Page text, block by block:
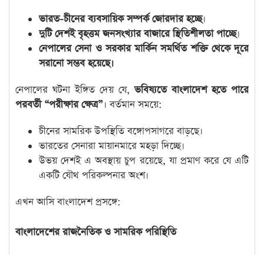
ভারত-চীনের ব্যবসায়িক সম্পর্ক জোরদার হচ্ছে।
দুটি দেশই বৃহত্তম জনসংখ্যার বাজারে স্থিতিশীলতা পাচ্ছে।
নেপালের সেনা ও সরকার মার্কিন সমর্থিত শক্তি থেকে দূরে
সরানো সম্ভব হয়েছে।
নেপালের ঘটনা ইঙ্গিত দেয় যে,ভবিষ্যতে বাংলাদেশ হতে পারে
পরবর্তী “পরীক্ষার ক্ষেত্র”। বর্তমান সময়ে:
চীনের সামরিক উপস্থিতি বঙ্গোপসাগরে বাড়ছে।
ভারতের সেনারা মায়ানমারে মহড়া দিচ্ছে।
উভয় দেশই এ অবস্থায় চুপ রয়েছে, যা প্রমাণ করে যে এটি
একটি যৌথ পরিকল্পনার অংশ।
এখন আসি বাংলাদেশ প্রসঙ্গে:
বাংলাদেশের রাজনৈতিক ও সামরিক পরিস্থিতি